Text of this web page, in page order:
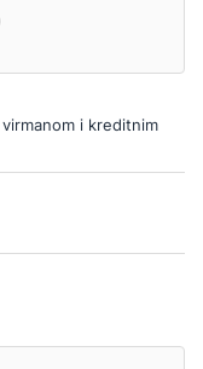
i kreditnim